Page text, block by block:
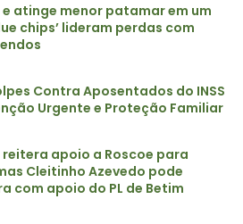
atinge menor patamar em um
chips’ lideram perdas com
Contra Aposentados do INSS
Urgente e Proteção Familiar
reitera apoio a Roscoe para
Cleitinho Azevedo pode
com apoio do PL de Betim